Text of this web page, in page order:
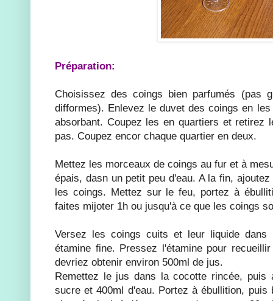
Préparation:
Choisissez des coings bien parfumés (pas
difformes). Enlevez le duvet des coings en
absorbant. Coupez les en quartiers et retirez
pas. Coupez encor chaque quartier en deux.
Mettez les morceaux de coings au fur et à
épais, dasn un petit peu d'eau. A la fin,
les coings. Mettez sur le feu, portez à
faites mijoter 1h ou jusqu'à ce que les coings
Versez les coings cuits et leur liquide dans
étamine fine. Pressez l'étamine pour
devriez obtenir environ 500ml de jus.
Remettez le jus dans la cocotte rincée,
sucre et 400ml d'eau. Portez à ébullition,